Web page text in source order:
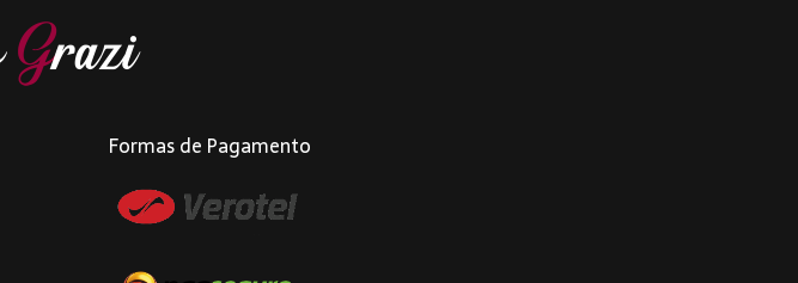
Formas de Pagamento